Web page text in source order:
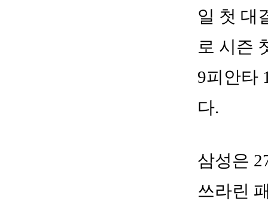
일 첫 대
로 시즌
9피안타
다.
삼성은
쓰라린